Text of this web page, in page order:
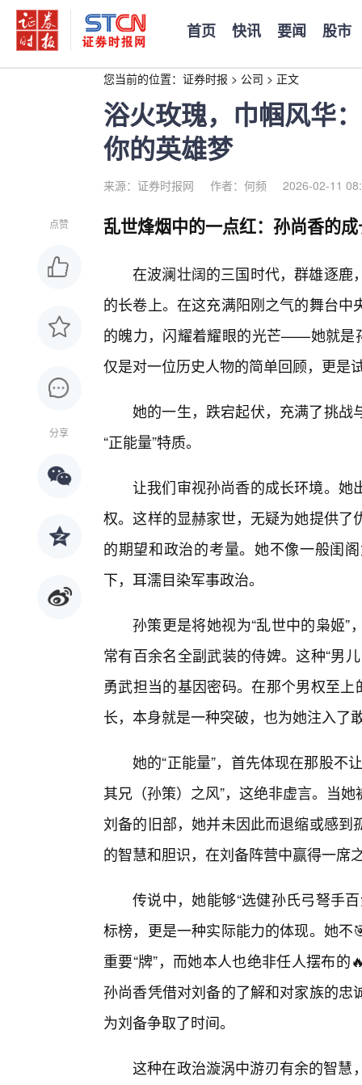
首页 快讯 要闻 股市
您当前的位置： 证券时报 > 公司 > 正文
浴火玫瑰，巾帼风华
你的英雄梦
来源：证券时报网 作者：何频 2026-02-11
点赞
分享
乱世烽烟中的一点红：孙尚香的
在波澜壮阔的三国时代，群雄逐鹿
的长卷上。在这充满阳刚之气的舞台
的魄力，闪耀着耀眼的光芒——她就是
仅是对一位历史人物的简单回顾，更是
她的一生，跌宕起伏，充满了挑战
“正能量”特质。
让我们审视孙尚香的成长环境。她
权。这样的显赫家世，无疑为她提供
的期望和政治的考量。她不像一般闺
下，耳濡目染军事政治。
孙策更是将她视为“乱世中的枭姬
常有百余名全副武装的侍婢。这种“男
勇武担当的基因密码。在那个男权至
长，本身就是一种突破，也为她注入了
她的“正能量”，首先体现在那股不
其兄（孙策）之风”，这绝非虚言。当
刘备的旧部，她并未因此而退缩或感
的智慧和胆识，在刘备阵营中赢得一席
传说中，她能够“选健孙氏弓弩手
标榜，更是一种实际能力的体现。她
重要“牌”，而她本人也绝非任人摆布
孙尚香凭借对刘备的了解和对家族的
为刘备争取了时间。
这种在政治漩涡中游刃有余的智慧